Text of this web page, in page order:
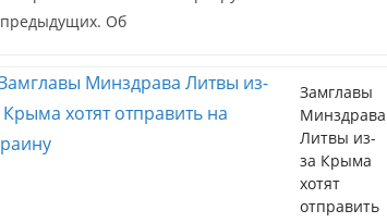
предыдущих. Об
Замглавы
Минздрава
Литвы из-
за Крыма
хотят
отправить